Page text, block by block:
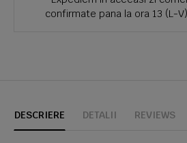
confirmate pana la ora 13 (L-V)
DESCRIERE DETALII REVIEWS